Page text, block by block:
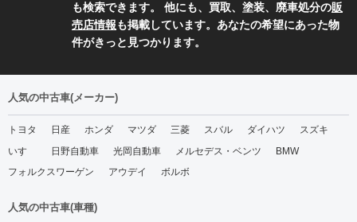
も検索できます。 他にも、買取、塗装、廃車処分の販
売店情報も掲載しています。あなたの希望にあった物
件がきっと見つかります。
人気の中古車(メーカー)
トヨタ 日産 ホンダ マツダ 三菱 スバル ダイハツ
スズキ
いすゞ
日野自動車 光岡自動車 メルセデス・ベンツ
BMW
フォルクスワーゲン
アウデイ ボルボ
人気の中古車(車種)